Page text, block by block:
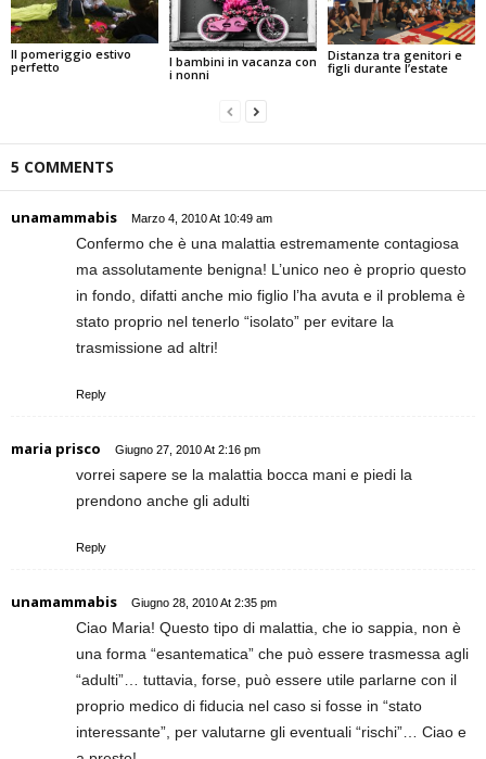
Il pomeriggio estivo
perfetto
I bambini in vacanza con
i nonni
Distanza tra genitori e
figli durante l’estate
5 COMMENTS
unamammabis Marzo 4, 2010 At 10:49 am
Confermo che è una malattia estremamente contagiosa
ma assolutamente benigna! L’unico neo è proprio questo
in fondo, difatti anche mio figlio l’ha avuta e il problema è
stato proprio nel tenerlo “isolato” per evitare la
trasmissione ad altri!
Reply
maria prisco Giugno 27, 2010 At 2:16 pm
vorrei sapere se la malattia bocca mani e piedi la
prendono anche gli adulti
Reply
unamammabis Giugno 28, 2010 At 2:35 pm
Ciao Maria! Questo tipo di malattia, che io sappia, non è
una forma “esantematica” che può essere trasmessa agli
“adulti”… tuttavia, forse, può essere utile parlarne con il
proprio medico di fiducia nel caso si fosse in “stato
interessante”, per valutarne gli eventuali “rischi”… Ciao e